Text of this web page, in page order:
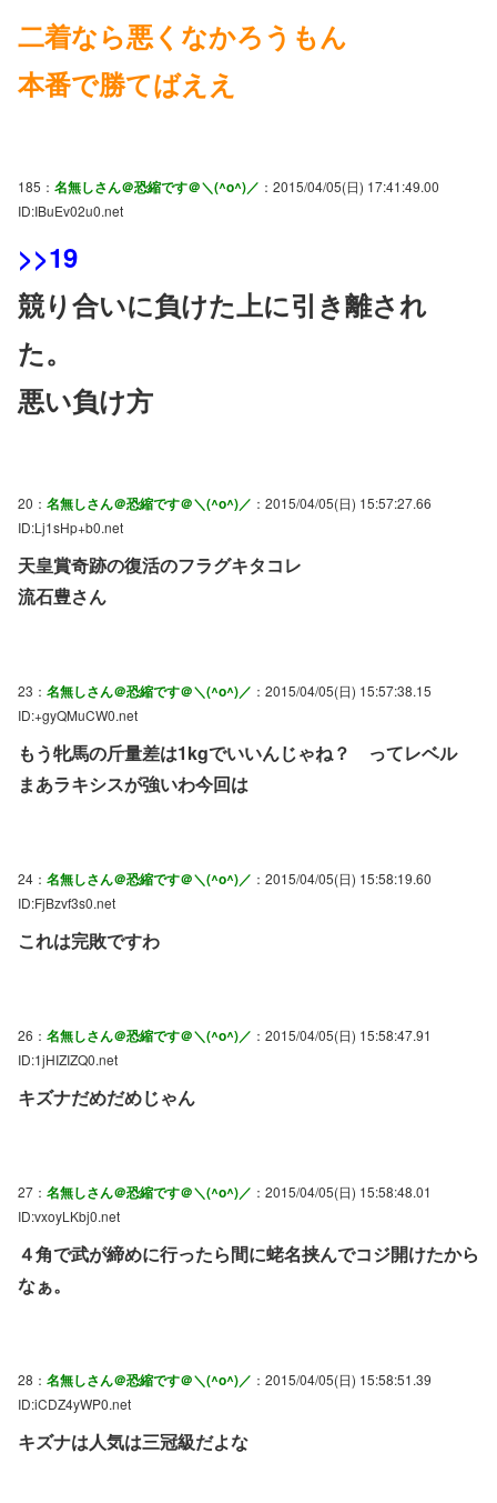
二着なら悪くなかろうもん
本番で勝てばええ
185： 名無しさん＠恐縮です＠＼(^o^)／ ：2015/04/05(日) 17:41:49.00
ID:IBuEv02u0.net
>>19
競り合いに負けた上に引き離され
た。
悪い負け方
20： 名無しさん＠恐縮です＠＼(^o^)／ ：2015/04/05(日) 15:57:27.66
ID:Lj1sHp+b0.net
天皇賞奇跡の復活のフラグキタコレ
流石豊さん
23： 名無しさん＠恐縮です＠＼(^o^)／ ：2015/04/05(日) 15:57:38.15
ID:+gyQMuCW0.net
もう牝馬の斤量差は1kgでいいんじゃね？ ってレベル
まあラキシスが強いわ今回は
24： 名無しさん＠恐縮です＠＼(^o^)／ ：2015/04/05(日) 15:58:19.60
ID:FjBzvf3s0.net
これは完敗ですわ
26： 名無しさん＠恐縮です＠＼(^o^)／ ：2015/04/05(日) 15:58:47.91
ID:1jHIZIZQ0.net
キズナだめだめじゃん
27： 名無しさん＠恐縮です＠＼(^o^)／ ：2015/04/05(日) 15:58:48.01
ID:vxoyLKbj0.net
４角で武が締めに行ったら間に蛯名挟んでコジ開けたから
なぁ。
28： 名無しさん＠恐縮です＠＼(^o^)／ ：2015/04/05(日) 15:58:51.39
ID:iCDZ4yWP0.net
キズナは人気は三冠級だよな